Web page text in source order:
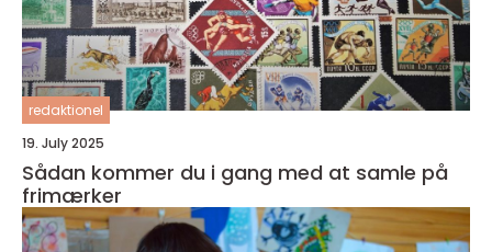
redaktionel
19. July 2025
Sådan kommer du i gang med at samle på
frimærker